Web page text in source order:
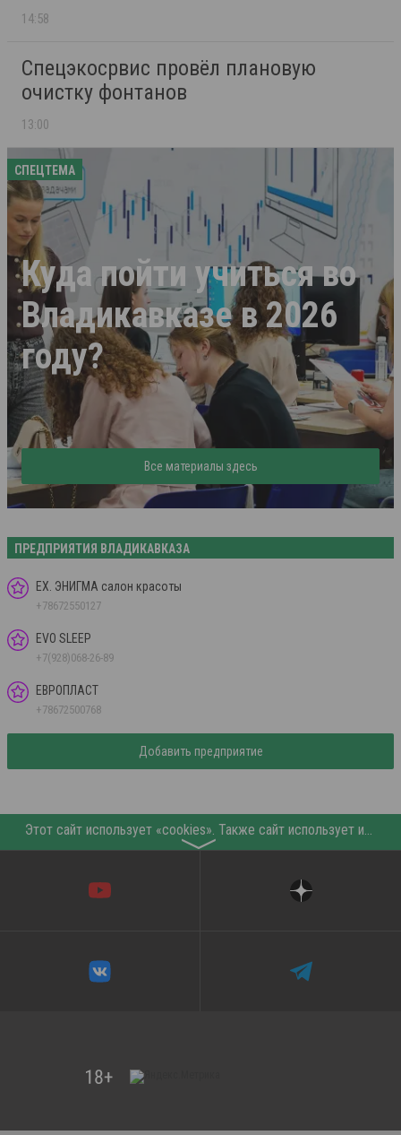
14:58
Спецэкосрвис провёл плановую
очистку фонтанов
13:00
СПЕЦТЕМА
Куда пойти учиться во
Владикавказе в 2026
году?
Все материалы здесь
ПРЕДПРИЯТИЯ ВЛАДИКАВКАЗА
EX. ЭНИГМА салон красоты
+78672550127
EVO SLEEP
+7(928)068-26-89
ЕВРОПЛАСТ
+78672500768
Добавить предприятие
〉